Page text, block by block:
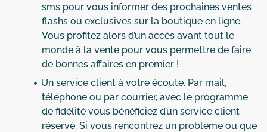
sms pour vous informer des prochaines ventes
flashs ou exclusives sur la boutique en ligne.
Vous profitez alors d’un accès avant tout le
monde à la vente pour vous permettre de faire
de bonnes affaires en premier !
Un service client à votre écoute. Par mail,
téléphone ou par courrier, avec le programme
de fidélité vous bénéficiez d’un service client
réservé. Si vous rencontrez un problème ou que